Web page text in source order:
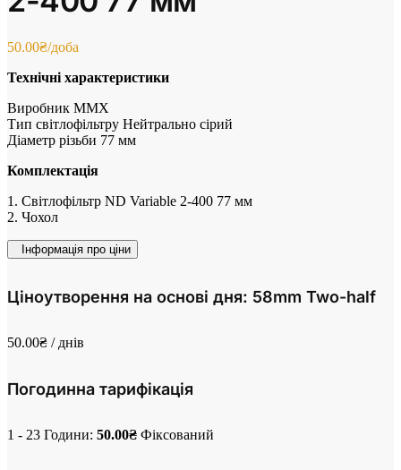
50.00₴/доба
Технічні характеристики
Виробник MMX
Тип світлофільтру Нейтрально сірий
Діаметр різьби 77 мм
Комплектація
1. Світлофільтр ND Variable 2-400 77 мм
2. Чохол
Інформація про ціни
Ціноутворення на основі дня: 58mm Two-half
50.00₴ / днів
Погодинна тарифікація
1 - 23 Години: 50.00₴ Фіксований